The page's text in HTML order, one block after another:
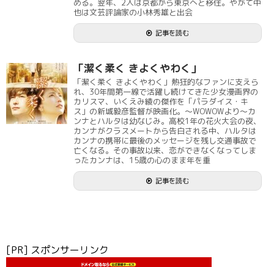
める。翌年、2人は京都から東京へと移住。やがて中
也は文芸評論家の小林秀雄と出会
記事を読む
「潔く柔く きよくやわく」
「潔く柔く きよくやわく」熱狂的なファンに支えら
れ、30年間第一線で活躍し続けてきた少女漫画界の
カリスマ、いくえみ綾の傑作を「パラダイス・キ
ス」の新城毅彦監督が映画化。～WOWOWより～カ
ンナとハルタは幼なじみ。高校1年の花火大会の夜、
カンナがクラスメートから告白される中、ハルタは
カンナの携帯に最後のメッセージを残し交通事故で
亡くなる。その事故以来、恋ができなくなってしま
ったカンナは、15歳の心のまま年を重
記事を読む
[PR] スポンサーリンク